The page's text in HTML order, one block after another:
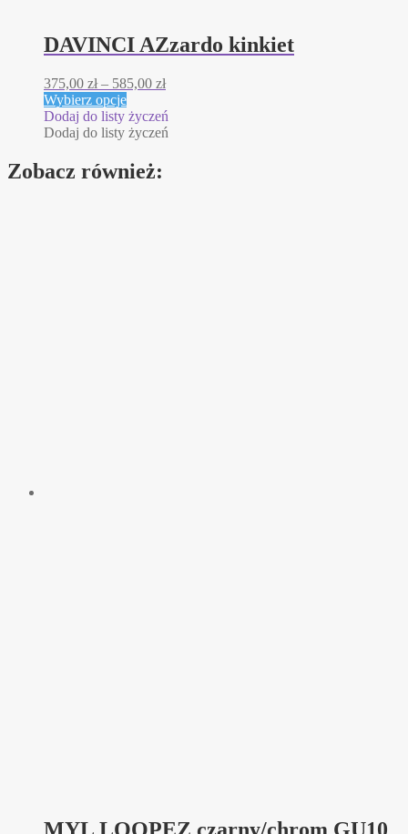
DAVINCI AZzardo kinkiet
375,00 zł – 585,00 złZakres
od
375,00 zł
Wybierz opcjeTen
produkt
ma
wariantów.
Opcje
Dodaj do listy życzeń
Dodaj do listy życzeń
Zobacz również: